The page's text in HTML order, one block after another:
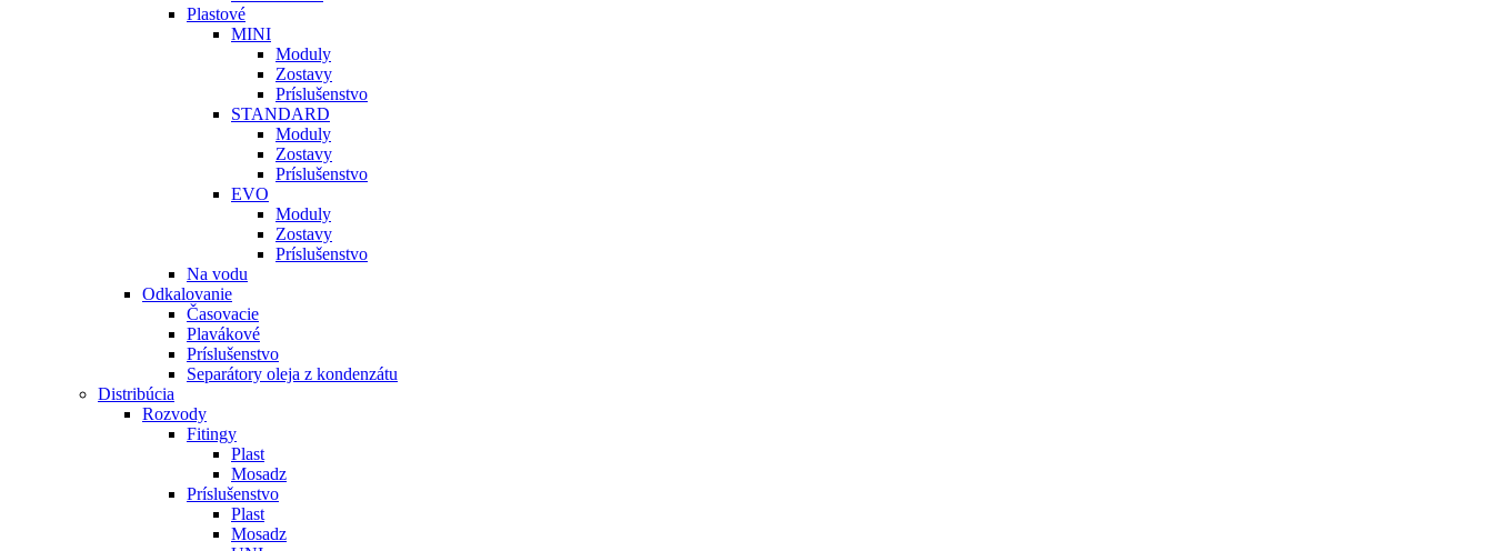
Plastové
MINI
Moduly
Zostavy
Príslušenstvo
STANDARD
Moduly
Zostavy
Príslušenstvo
EVO
Moduly
Zostavy
Príslušenstvo
Na vodu
Odkalovanie
Časovacie
Plavákové
Príslušenstvo
Separátory oleja z kondenzátu
Distribúcia
Rozvody
Fitingy
Plast
Mosadz
Príslušenstvo
Plast
Mosadz